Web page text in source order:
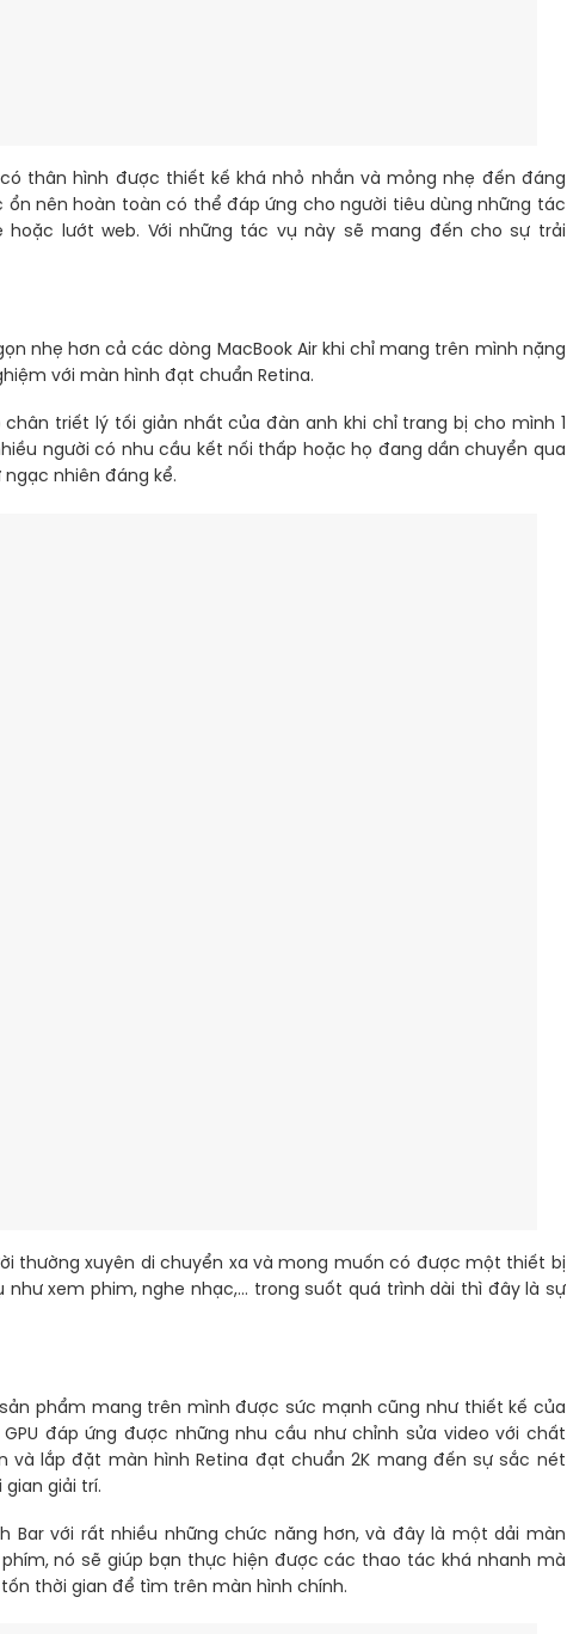
thân hình được thiết kế khá nhỏ nhắn và mỏng nhẹ đến đáng
ổn nên hoàn toàn có thể đáp ứng cho người tiêu dùng những tác
lướt web. Với những tác vụ này sẽ mang đến cho sự trải
nhẹ hơn cả các dòng MacBook Air khi chỉ mang trên mình nặng
với màn hình đạt chuẩn Retina.
triết lý tối giản nhất của đàn anh khi chỉ trang bị cho mình 1
người có nhu cầu kết nối thấp hoặc họ đang dần chuyển qua
nhiên đáng kể.
thường xuyên di chuyển xa và mong muốn có được một thiết bị
xem phim, nghe nhạc,… trong suốt quá trình dài thì đây là sự
phẩm mang trên mình được sức mạnh cũng như thiết kế của
đáp ứng được những nhu cầu như chỉnh sửa video với chất
lắp đặt màn hình Retina đạt chuẩn 2K mang đến sự sắc nét
giải trí.
Bar với rất nhiều những chức năng hơn, và đây là một dải màn
nó sẽ giúp bạn thực hiện được các thao tác khá nhanh mà
thời gian để tìm trên màn hình chính.